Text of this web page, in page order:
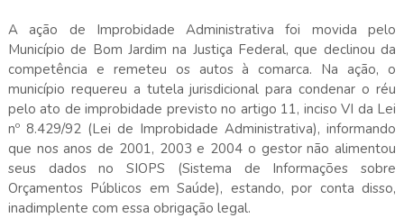
A ação de Improbidade Administrativa foi movida pelo
Município de Bom Jardim na Justiça Federal, que declinou da
competência e remeteu os autos à comarca. Na ação, o
município requereu a tutela jurisdicional para condenar o réu
pelo ato de improbidade previsto no artigo 11, inciso VI da Lei
nº 8.429/92 (Lei de Improbidade Administrativa), informando
que nos anos de 2001, 2003 e 2004 o gestor não alimentou
seus dados no SIOPS (Sistema de Informações sobre
Orçamentos Públicos em Saúde), estando, por conta disso,
inadimplente com essa obrigação legal.